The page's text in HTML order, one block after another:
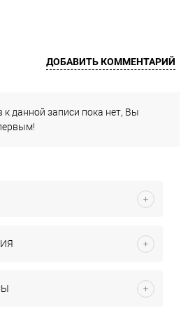
ДОБАВИТЬ КОММЕНТАРИЙ
данной записи пока нет, Вы